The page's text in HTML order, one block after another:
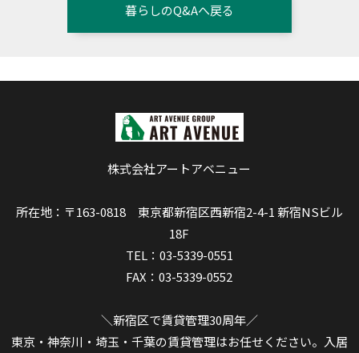
暮らしのQ&Aへ戻る
株式会社アートアベニュー
所在地：〒163-0818 東京都新宿区西新宿2-4-1 新宿NSビル
18F
TEL：03-5339-0551
FAX：03-5339-0552
＼新宿区で賃貸管理30周年／
東京・神奈川・埼玉・千葉の賃貸管理はお任せください。入居